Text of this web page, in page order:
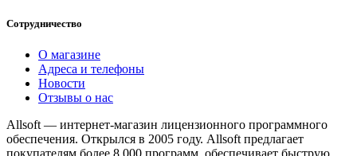
Сотрудничество
О магазине
Адреса и телефоны
Новости
Отзывы о нас
Allsoft — интернет-магазин лицензионного программного
обеспечения. Открылся в 2005 году. Allsoft предлагает
покупателям более 8 000 программ, обеспечивает быструю